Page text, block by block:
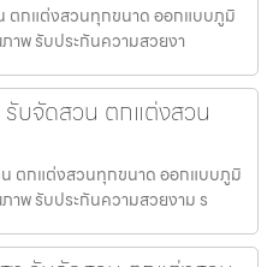
กแต่งสวนทุกขนาด ออกแบบภูมิ
าพ รับประกันความสวยงา
รับจัดสวน ตกแต่งสวน
น ตกแต่งสวนทุกขนาด ออกแบบภูมิ
าพ รับประกันความสวยงาม ร